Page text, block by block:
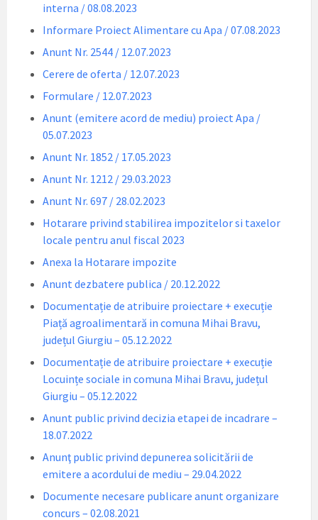
interna / 08.08.2023
Informare Proiect Alimentare cu Apa / 07.08.2023
Anunt Nr. 2544 / 12.07.2023
Cerere de oferta / 12.07.2023
Formulare / 12.07.2023
Anunt (emitere acord de mediu) proiect Apa /
05.07.2023
Anunt Nr. 1852 / 17.05.2023
Anunt Nr. 1212 / 29.03.2023
Anunt Nr. 697 / 28.02.2023
Hotarare privind stabilirea impozitelor si taxelor
locale pentru anul fiscal 2023
Anexa la Hotarare impozite
Anunt dezbatere publica / 20.12.2022
Documentație de atribuire proiectare + execuție
Piață agroalimentară in comuna Mihai Bravu,
județul Giurgiu – 05.12.2022
Documentație de atribuire proiectare + execuție
Locuințe sociale in comuna Mihai Bravu, județul
Giurgiu – 05.12.2022
Anunt public privind decizia etapei de incadrare –
18.07.2022
Anunţ public privind depunerea solicitării de
emitere a acordului de mediu – 29.04.2022
Documente necesare publicare anunt organizare
concurs – 02.08.2021